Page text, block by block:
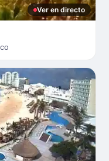
Ver en directo